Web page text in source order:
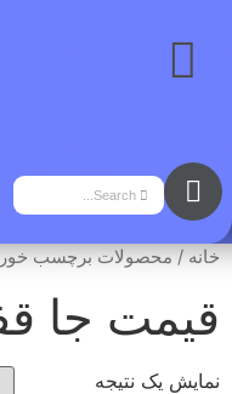
خانه/ محصولات برچسب
قیمت جا
نمایش یک نتیجه